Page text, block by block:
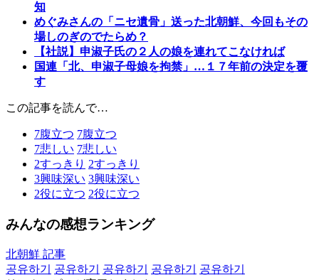
知
めぐみさんの「ニセ遺骨」送った北朝鮮、今回もその
場しのぎのでたらめ？
【社説】申淑子氏の２人の娘を連れてこなければ
国連「北、申淑子母娘を拘禁」…１７年前の決定を覆
す
この記事を読んで…
7腹立つ 7腹立つ
7悲しい 7悲しい
2すっきり 2すっきり
3興味深い 3興味深い
2役に立つ 2役に立つ
みんなの感想ランキング
北朝鮮 記事
공유하기
공유하기 공유하기 공유하기
공유하기